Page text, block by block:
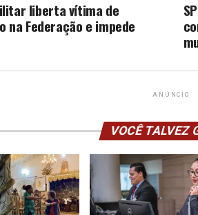
liberta vítima de
na Federação e impede
ANÚNCIO
VOCÊ TALVEZ